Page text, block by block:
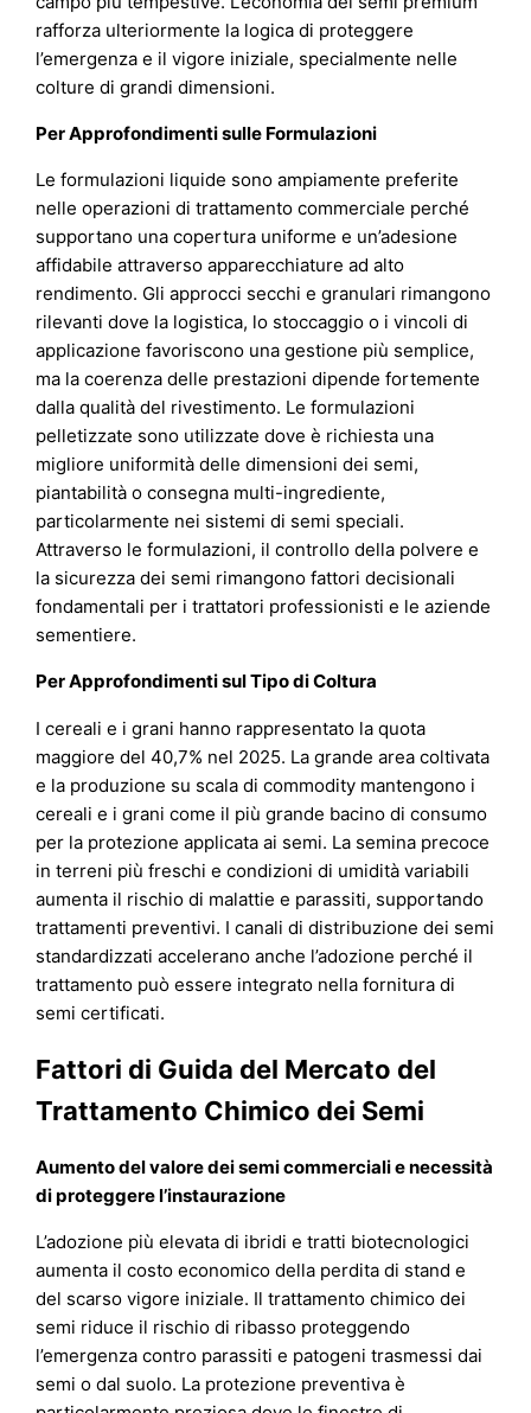
rafforza ulteriormente la logica di proteggere
l’emergenza e il vigore iniziale, specialmente nelle
colture di grandi dimensioni.
Per Approfondimenti sulle Formulazioni
Le formulazioni liquide sono ampiamente preferite
nelle operazioni di trattamento commerciale perché
supportano una copertura uniforme e un’adesione
affidabile attraverso apparecchiature ad alto
rendimento. Gli approcci secchi e granulari rimangono
rilevanti dove la logistica, lo stoccaggio o i vincoli di
applicazione favoriscono una gestione più semplice,
ma la coerenza delle prestazioni dipende fortemente
dalla qualità del rivestimento. Le formulazioni
pelletizzate sono utilizzate dove è richiesta una
migliore uniformità delle dimensioni dei semi,
piantabilità o consegna multi-ingrediente,
particolarmente nei sistemi di semi speciali.
Attraverso le formulazioni, il controllo della polvere e
la sicurezza dei semi rimangono fattori decisionali
fondamentali per i trattatori professionisti e le aziende
sementiere.
Per Approfondimenti sul Tipo di Coltura
I cereali e i grani hanno rappresentato la quota
maggiore del 40,7% nel 2025. La grande area coltivata
e la produzione su scala di commodity mantengono i
cereali e i grani come il più grande bacino di consumo
per la protezione applicata ai semi. La semina precoce
in terreni più freschi e condizioni di umidità variabili
aumenta il rischio di malattie e parassiti, supportando
trattamenti preventivi. I canali di distribuzione dei semi
standardizzati accelerano anche l’adozione perché il
trattamento può essere integrato nella fornitura di
semi certificati.
Fattori di Guida del Mercato del
Trattamento Chimico dei Semi
Aumento del valore dei semi commerciali e necessità
di proteggere l’instaurazione
L’adozione più elevata di ibridi e tratti biotecnologici
aumenta il costo economico della perdita di stand e
del scarso vigore iniziale. Il trattamento chimico dei
semi riduce il rischio di ribasso proteggendo
l’emergenza contro parassiti e patogeni trasmessi dai
semi o dal suolo. La protezione preventiva è